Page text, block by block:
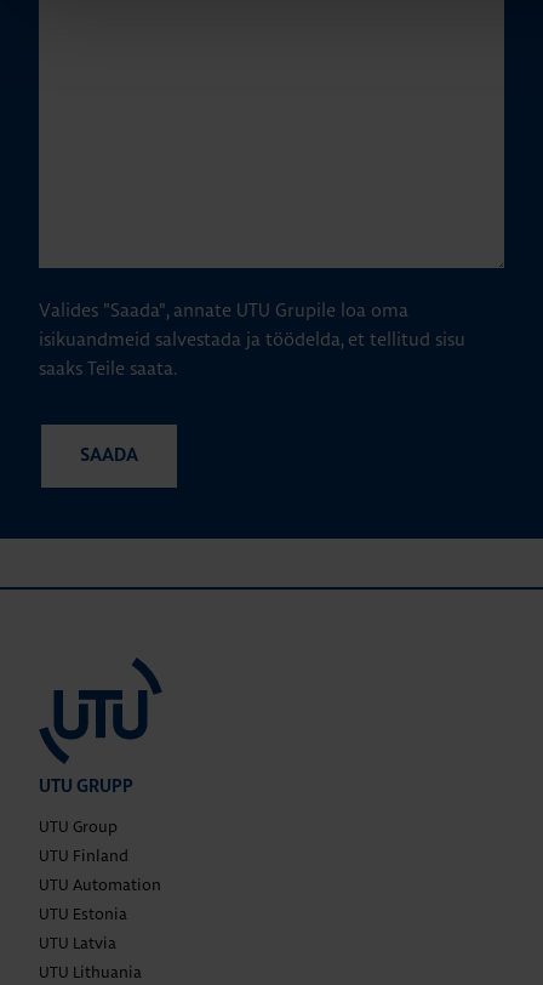
Valides "Saada", annate UTU Grupile loa oma
isikuandmeid salvestada ja töödelda, et tellitud sisu
saaks Teile saata.
UTU GRUPP
UTU Group
UTU Finland
UTU Automation
UTU Estonia
UTU Latvia
UTU Lithuania